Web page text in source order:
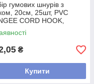
гумових шнурів з
20см, 25шт, PVC
CORD HOOK,
0620GY-B
₴
Купити